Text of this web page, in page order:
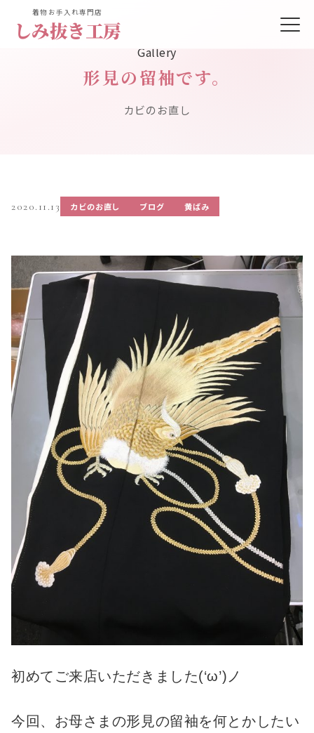
着物お手入れ専門店
しみ抜き工房
Gallery
形見の留袖です。
カビのお直し
2020.11.13 カビのお直し ブログ 黄ばみ
初めてご来店いただきました(‘ω’)ノ
今回、お母さまの形見の留袖を何とかしたい